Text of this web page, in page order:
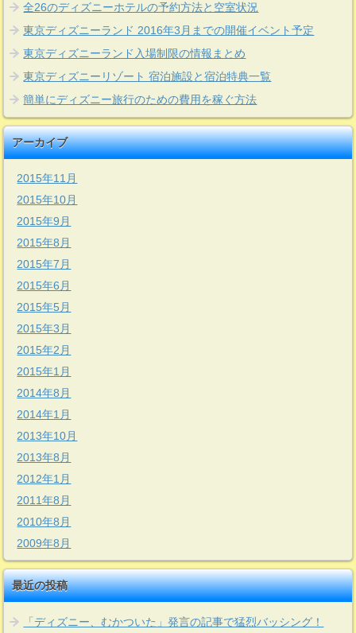
全26のディズニーホテルの予約方法と空室状況
東京ディズニーランド 2016年3月までの開催イベント予定
東京ディズニーランド入場制限の情報まとめ
東京ディズニーリゾート 宿泊施設と宿泊特典一覧
簡単にディズニー旅行のための費用を稼ぐ方法
アーカイブ
2015年11月
2015年10月
2015年9月
2015年8月
2015年7月
2015年6月
2015年5月
2015年3月
2015年2月
2015年1月
2014年8月
2014年1月
2013年10月
2013年8月
2012年1月
2011年8月
2010年8月
2009年8月
最近の投稿
「ディズニー、むかついた」発言の記事で猛烈バッシング！